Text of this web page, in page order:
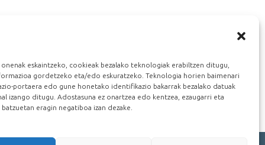
onenak eskaintzeko, cookieak bezalako teknologiak erabiltzen ditugu,
gordetzeko eta/edo eskuratzeko. Teknologia horien baimenari
portaera edo gune honetako identifikazio bakarrak bezalako datuak
izango ditugu. Adostasuna ez onartzea edo kentzea, ezaugarri eta
eragin negatiboa izan dezake.